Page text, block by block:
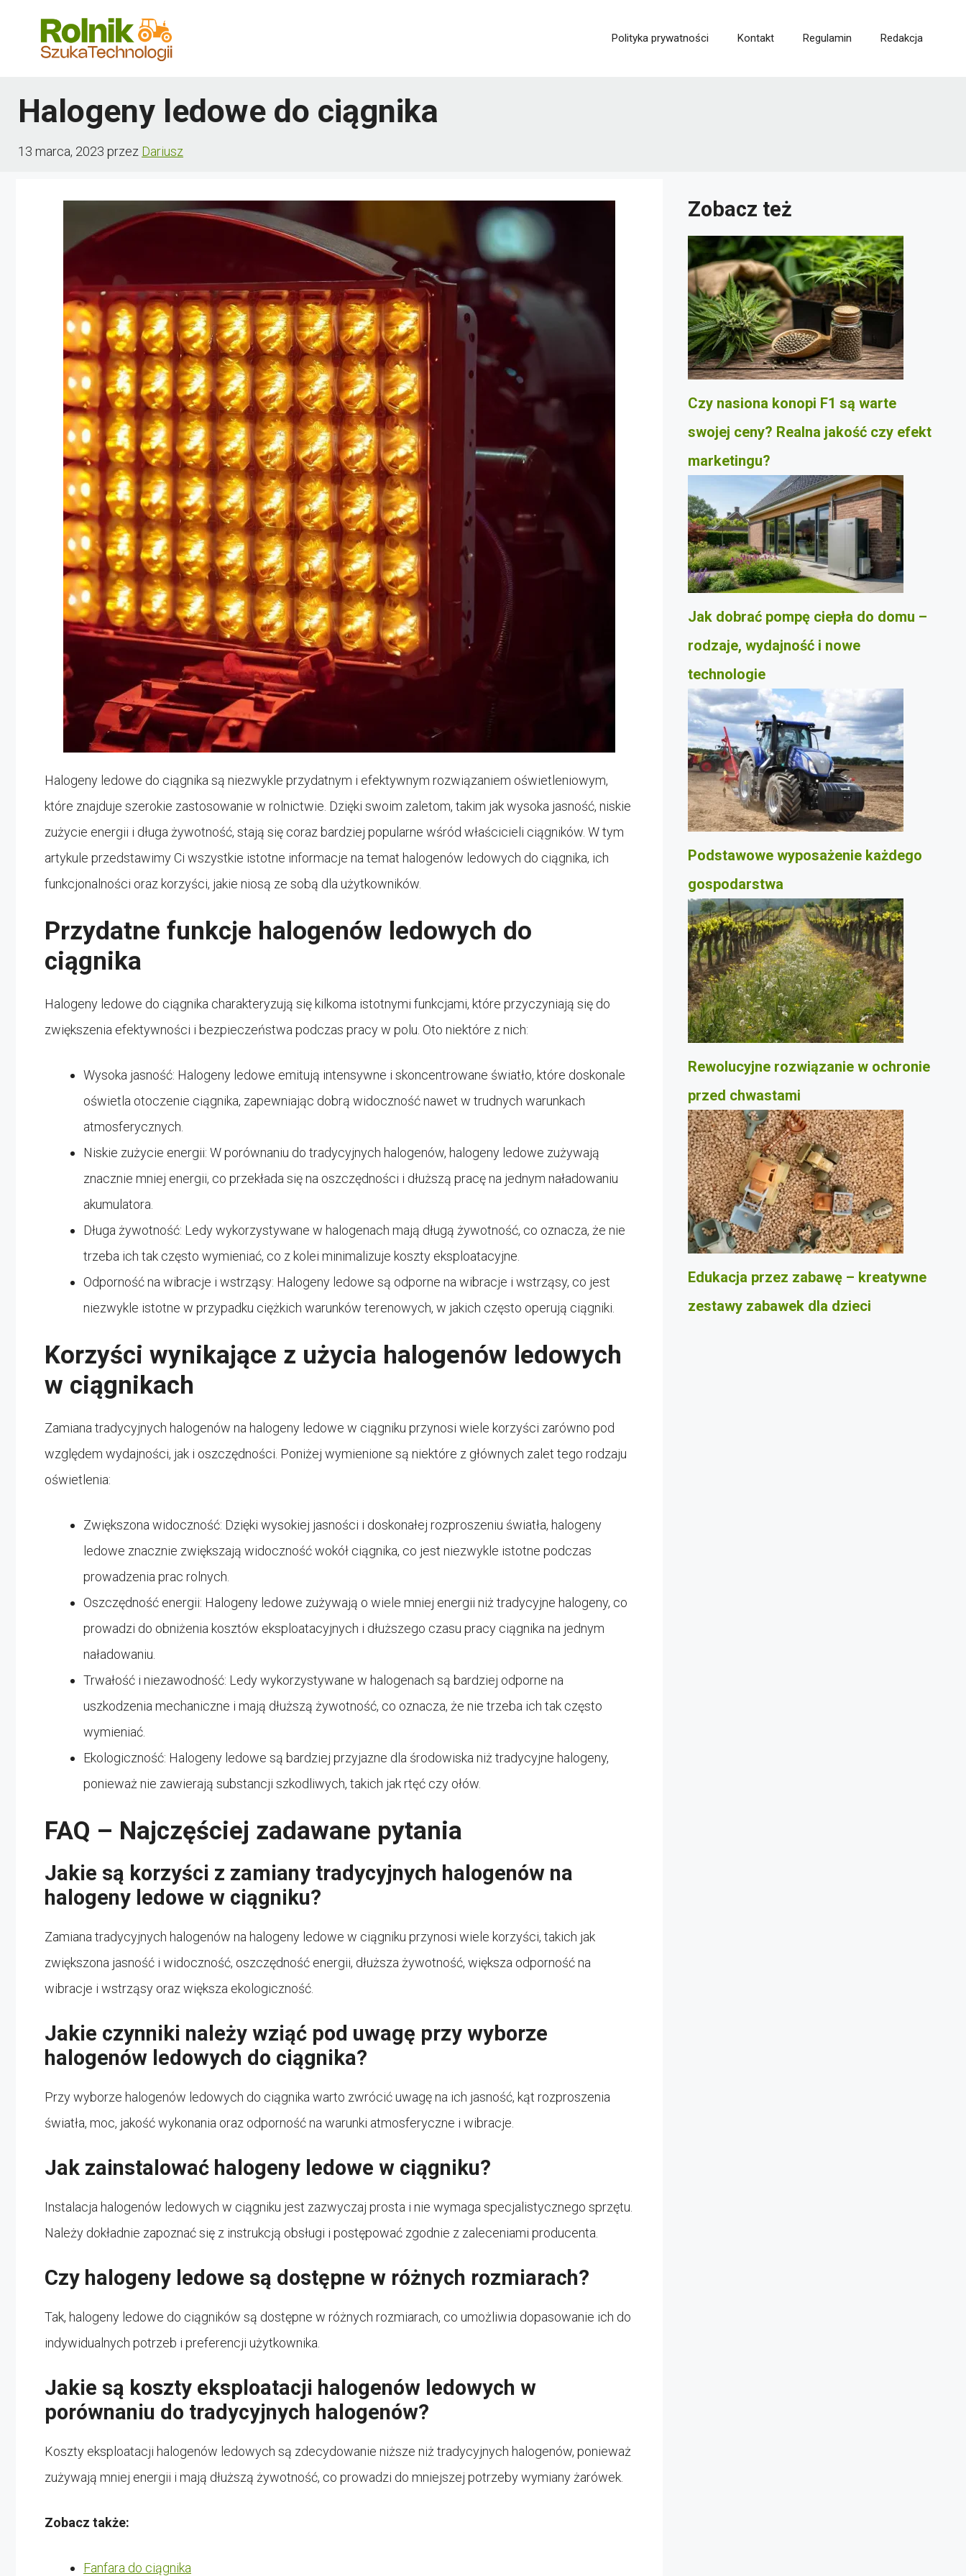
Polityka prywatności Kontakt Regulamin Redakcja
Halogeny ledowe do ciągnika
13 marca, 2023 przez Dariusz
Halogeny ledowe do ciągnika są niezwykle przydatnym i efektywnym rozwiązaniem oświetleniowym,
które znajduje szerokie zastosowanie w rolnictwie. Dzięki swoim zaletom, takim jak wysoka jasność, niskie
zużycie energii i długa żywotność, stają się coraz bardziej popularne wśród właścicieli ciągników. W tym
artykule przedstawimy Ci wszystkie istotne informacje na temat halogenów ledowych do ciągnika, ich
funkcjonalności oraz korzyści, jakie niosą ze sobą dla użytkowników.
Przydatne funkcje halogenów ledowych do
ciągnika
Halogeny ledowe do ciągnika charakteryzują się kilkoma istotnymi funkcjami, które przyczyniają się do
zwiększenia efektywności i bezpieczeństwa podczas pracy w polu. Oto niektóre z nich:
Wysoka jasność: Halogeny ledowe emitują intensywne i skoncentrowane światło, które doskonale
oświetla otoczenie ciągnika, zapewniając dobrą widoczność nawet w trudnych warunkach
atmosferycznych.
Niskie zużycie energii: W porównaniu do tradycyjnych halogenów, halogeny ledowe zużywają
znacznie mniej energii, co przekłada się na oszczędności i dłuższą pracę na jednym naładowaniu
akumulatora.
Długa żywotność: Ledy wykorzystywane w halogenach mają długą żywotność, co oznacza, że nie
trzeba ich tak często wymieniać, co z kolei minimalizuje koszty eksploatacyjne.
Odporność na wibracje i wstrząsy: Halogeny ledowe są odporne na wibracje i wstrząsy, co jest
niezwykle istotne w przypadku ciężkich warunków terenowych, w jakich często operują ciągniki.
Korzyści wynikające z użycia halogenów ledowych
w ciągnikach
Zamiana tradycyjnych halogenów na halogeny ledowe w ciągniku przynosi wiele korzyści zarówno pod
względem wydajności, jak i oszczędności. Poniżej wymienione są niektóre z głównych zalet tego rodzaju
oświetlenia:
Zwiększona widoczność: Dzięki wysokiej jasności i doskonałej rozproszeniu światła, halogeny
ledowe znacznie zwiększają widoczność wokół ciągnika, co jest niezwykle istotne podczas
prowadzenia prac rolnych.
Oszczędność energii: Halogeny ledowe zużywają o wiele mniej energii niż tradycyjne halogeny, co
prowadzi do obniżenia kosztów eksploatacyjnych i dłuższego czasu pracy ciągnika na jednym
naładowaniu.
Trwałość i niezawodność: Ledy wykorzystywane w halogenach są bardziej odporne na
uszkodzenia mechaniczne i mają dłuższą żywotność, co oznacza, że nie trzeba ich tak często
wymieniać.
Ekologiczność: Halogeny ledowe są bardziej przyjazne dla środowiska niż tradycyjne halogeny,
ponieważ nie zawierają substancji szkodliwych, takich jak rtęć czy ołów.
FAQ – Najczęściej zadawane pytania
Jakie są korzyści z zamiany tradycyjnych halogenów na
halogeny ledowe w ciągniku?
Zamiana tradycyjnych halogenów na halogeny ledowe w ciągniku przynosi wiele korzyści, takich jak
zwiększona jasność i widoczność, oszczędność energii, dłuższa żywotność, większa odporność na
wibracje i wstrząsy oraz większa ekologiczność.
Jakie czynniki należy wziąć pod uwagę przy wyborze
halogenów ledowych do ciągnika?
Przy wyborze halogenów ledowych do ciągnika warto zwrócić uwagę na ich jasność, kąt rozproszenia
światła, moc, jakość wykonania oraz odporność na warunki atmosferyczne i wibracje.
Jak zainstalować halogeny ledowe w ciągniku?
Instalacja halogenów ledowych w ciągniku jest zazwyczaj prosta i nie wymaga specjalistycznego sprzętu.
Należy dokładnie zapoznać się z instrukcją obsługi i postępować zgodnie z zaleceniami producenta.
Czy halogeny ledowe są dostępne w różnych rozmiarach?
Tak, halogeny ledowe do ciągników są dostępne w różnych rozmiarach, co umożliwia dopasowanie ich do
indywidualnych potrzeb i preferencji użytkownika.
Jakie są koszty eksploatacji halogenów ledowych w
porównaniu do tradycyjnych halogenów?
Koszty eksploatacji halogenów ledowych są zdecydowanie niższe niż tradycyjnych halogenów, ponieważ
zużywają mniej energii i mają dłuższą żywotność, co prowadzi do mniejszej potrzeby wymiany żarówek.
Zobacz także:
Fanfara do ciągnika
Zobacz też
Czy nasiona konopi F1 są warte
swojej ceny? Realna jakość czy efekt
marketingu?
Jak dobrać pompę ciepła do domu –
rodzaje, wydajność i nowe
technologie
Podstawowe wyposażenie każdego
gospodarstwa
Rewolucyjne rozwiązanie w ochronie
przed chwastami
Edukacja przez zabawę – kreatywne
zestawy zabawek dla dzieci